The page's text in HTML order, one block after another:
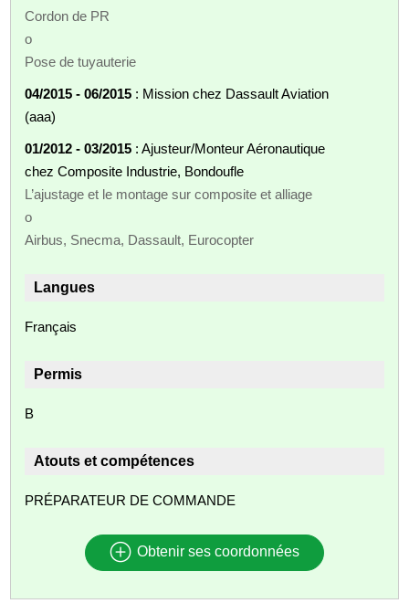
Cordon de PR
o
Pose de tuyauterie
04/2015 - 06/2015 : Mission chez Dassault Aviation
(aaa)
01/2012 - 03/2015 : Ajusteur/Monteur Aéronautique
chez Composite Industrie, Bondoufle
L’ajustage et le montage sur composite et alliage
o
Airbus, Snecma, Dassault, Eurocopter
Langues
Français
Permis
B
Atouts et compétences
PRÉPARATEUR DE COMMANDE
Obtenir ses coordonnées